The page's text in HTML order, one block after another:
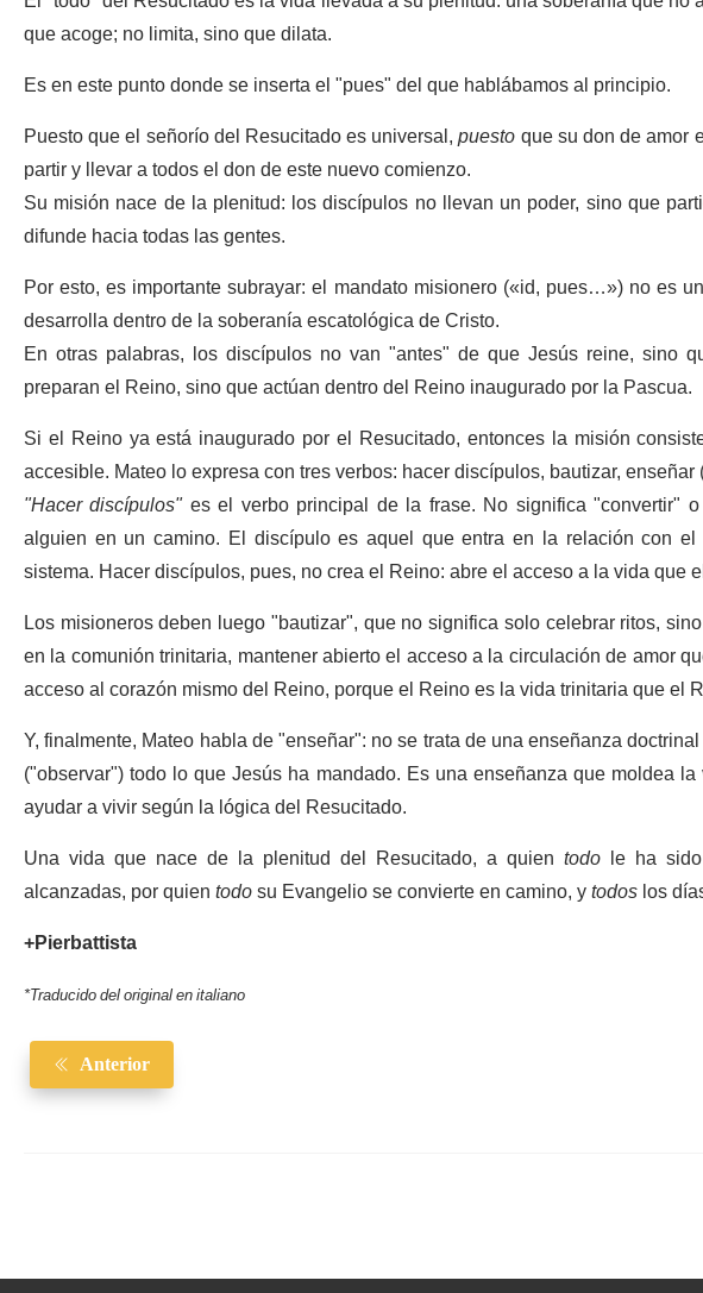
que acoge; no limita, sino que dilata.
Es en este punto donde se inserta el "pues" del que hablábamos al principio.
Puesto que el señorío del Resucitado es universal,puestoque su don de amor
partir y llevar a todos el don de este nuevo comienzo.
Su misión nace de la plenitud: los discípulos no llevan un poder, sino que
difunde hacia todas las gentes.
Por esto, es importante subrayar: el mandato misionero («id, pues…») no es
desarrolla dentro de la soberanía escatológica de Cristo.
En otras palabras, los discípulos no van "antes" de que Jesús reine, sino
preparan el Reino, sino que actúan dentro del Reino inaugurado por la Pascua.
Si el Reino ya está inaugurado por el Resucitado, entonces la misión
accesible. Mateo lo expresa con tres verbos: hacer discípulos, bautizar, enseñar
"Hacer discípulos"es el verbo principal de la frase. No significa "convertir"
alguien en un camino. El discípulo es aquel que entra en la relación con
sistema. Hacer discípulos, pues, no crea el Reino: abre el acceso a la vida que
Los misioneros deben luego "bautizar", que no significa solo celebrar ritos,
en la comunión trinitaria, mantener abierto el acceso a la circulación de amor
acceso al corazón mismo del Reino, porque el Reino es la vida trinitaria que el
Y, finalmente, Mateo habla de "enseñar": no se trata de una enseñanza
("observar") todo lo que Jesús ha mandado. Es una enseñanza que moldea
ayudar a vivir según la lógica del Resucitado.
Una vida que nace de la plenitud del Resucitado, a quien todole ha
alcanzadas, por quientodosu Evangelio se convierte en camino, ytodoslos
+Pierbattista
*Traducido del original en italiano
Anterior